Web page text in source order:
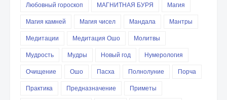
Любовный гороскоп
МАГНИТНАЯ БУРЯ
Магия
Магия камней
Магия чисел Мандала
Мантры
Медитации
Медитация Ошо
Молитвы
Мудрость
Мудры Новый год
Нумерология
Очищение
Ошо Пасха Полнолуние
Порча
Практика
Предназначение
Приметы